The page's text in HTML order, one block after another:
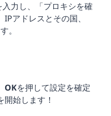
力し、「プロキシを確
アドレスとその国、
。
OKを押して設定を確定
始します！